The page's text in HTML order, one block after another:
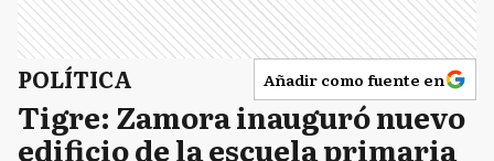
POLÍTICA Añadir como fuente en
Tigre: Zamora inauguró nuevo
edificio de la escuela primaria